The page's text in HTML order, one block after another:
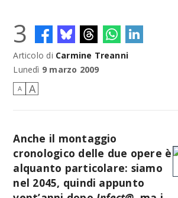
3
Articolo di Carmine Treanni
Lunedì 9 marzo 2009
A A
Anche il montaggio
cronologico delle due opere è
alquanto particolare: siamo
nel 2045, quindi appunto